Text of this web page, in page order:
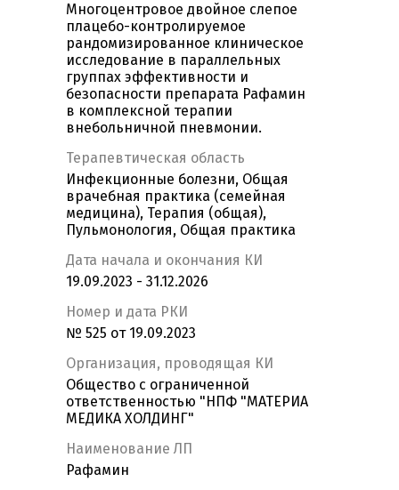
Многоцентровое двойное слепое
плацебо-контролируемое
рандомизированное клиническое
исследование в параллельных
группах эффективности и
безопасности препарата Рафамин
в комплексной терапии
внебольничной пневмонии.
Терапевтическая область
Инфекционные болезни, Общая
врачебная практика (семейная
медицина), Терапия (общая),
Пульмонология, Общая практика
Дата начала и окончания КИ
19.09.2023 - 31.12.2026
Номер и дата РКИ
№ 525 от 19.09.2023
Организация, проводящая КИ
Общество с ограниченной
ответственностью "НПФ "МАТЕРИА
МЕДИКА ХОЛДИНГ"
Наименование ЛП
Рафамин